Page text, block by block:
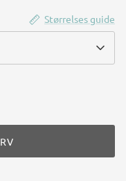
Størrelses guide